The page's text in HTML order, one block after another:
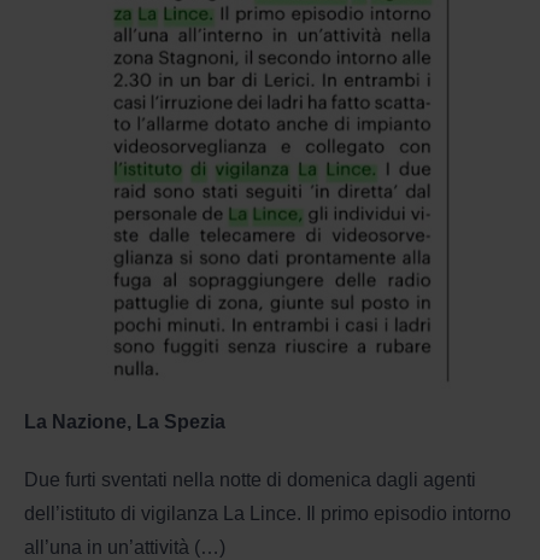
La Nazione, La Spezia
Due furti sventati nella notte di domenica dagli agenti
dell’istituto di vigilanza La Lince. Il primo episodio intorno
all’una in un’attività (…)